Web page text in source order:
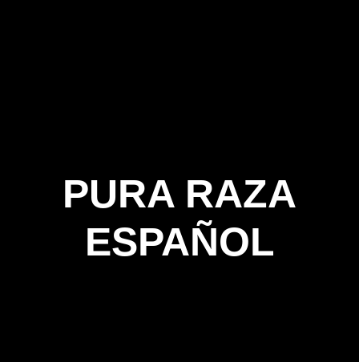
PURA RAZA
ESPAÑOL